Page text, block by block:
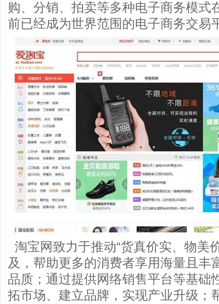
购、分销、拍卖等多种电子商务模式
前已经成为世界范围的电子商务交易
淘宝网致力于推动“货真价实、物美
及，帮助更多的消费者享用海量且丰
品质；通过提供网络销售平台等基础
拓市场、建立品牌，实现产业升级；